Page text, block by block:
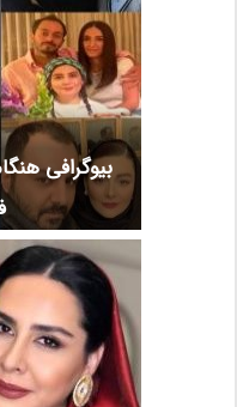
بیوگرافی